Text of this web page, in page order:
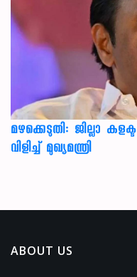
മഴക്കെടുതി: ജില്ലാ
വിളിച്ച് മുഖ്യമന്ത്രി
ABOUT US